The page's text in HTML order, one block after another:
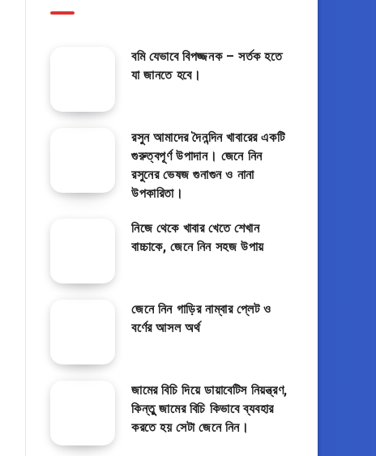
বমি যেভাবে বিপজ্জনক – সর্তক হতে
যা জানতে হবে।
রসুন আমাদের দৈনন্দিন খাবারের একটি
গুরুত্বপূর্ণ উপাদান। জেনে নিন
রসুনের ভেষজ গুনাগুন ও নানা
উপকারিতা।
নিজে থেকে খাবার খেতে শেখান
বাচ্চাকে, জেনে নিন সহজ উপায়
জেনে নিন গাড়ির নাম্বার প্লেট ও
বর্ণের আসল অর্থ
জামের বিচি দিয়ে ডায়াবেটিস নিয়ন্ত্রণ,
কিন্তুু জামের বিচি কিভাবে ব্যবহার
করতে হয় সেটা জেনে নিন।